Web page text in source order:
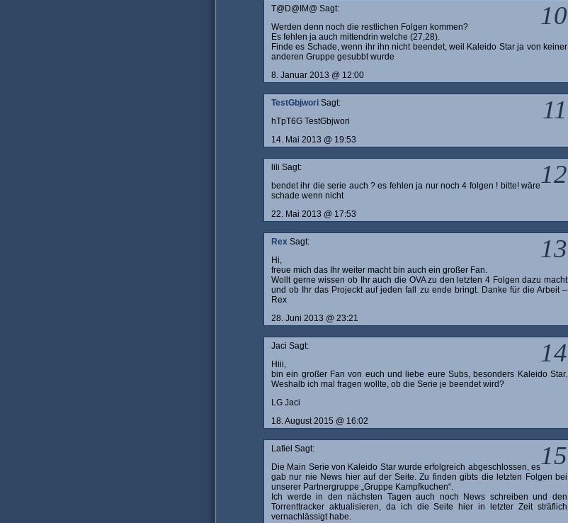
10
T@D@IM@ Sagt:
Werden denn noch die restlichen Folgen kommen?
Es fehlen ja auch mittendrin welche (27,28).
Finde es Schade, wenn ihr ihn nicht beendet, weil Kaleido Star ja von keiner
anderen Gruppe gesubbt wurde
8. Januar 2013 @ 12:00
11
TestGbjwori Sagt:
hTpT6G TestGbjwori
14. Mai 2013 @ 19:53
12
lili Sagt:
bendet ihr die serie auch ? es fehlen ja nur noch 4 folgen ! bitte! wäre
schade wenn nicht
22. Mai 2013 @ 17:53
13
Rex Sagt:
Hi,
freue mich das Ihr weiter macht bin auch ein großer Fan.
Wollt gerne wissen ob Ihr auch die OVA zu den letzten 4 Folgen dazu macht
und ob Ihr das Projeckt auf jeden fall zu ende bringt. Danke für die Arbeit –
Rex
28. Juni 2013 @ 23:21
14
Jaci Sagt:
Hiii,
bin ein großer Fan von euch und liebe eure Subs, besonders Kaleido Star.
Weshalb ich mal fragen wollte, ob die Serie je beendet wird?
LG Jaci
18. August 2015 @ 16:02
15
Lafiel Sagt:
Die Main Serie von Kaleido Star wurde erfolgreich abgeschlossen, es
gab nur nie News hier auf der Seite. Zu finden gibts die letzten Folgen bei
unserer Partnergruppe „Gruppe Kampfkuchen“.
Ich werde in den nächsten Tagen auch noch News schreiben und den
Torrenttracker aktualisieren, da ich die Seite hier in letzter Zeit sträflich
vernachlässigt habe.